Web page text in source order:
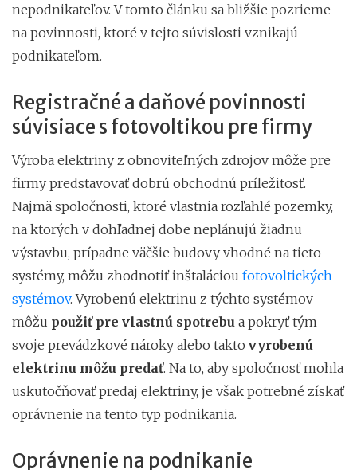
nepodnikateľov. V tomto článku sa bližšie pozrieme
na povinnosti, ktoré v tejto súvislosti vznikajú
podnikateľom.
Registračné a daňové povinnosti
súvisiace s fotovoltikou pre firmy
Výroba elektriny z obnoviteľných zdrojov môže pre
firmy predstavovať dobrú obchodnú príležitosť.
Najmä spoločnosti, ktoré vlastnia rozľahlé pozemky,
na ktorých v dohľadnej dobe neplánujú žiadnu
výstavbu, prípadne väčšie budovy vhodné na tieto
systémy, môžu zhodnotiť inštaláciou fotovoltických
systémov. Vyrobenú elektrinu z týchto systémov
môžu použiť pre vlastnú spotrebu a pokryť tým
svoje prevádzkové nároky alebo takto vyrobenú
elektrinu môžu predať. Na to, aby spoločnosť mohla
uskutočňovať predaj elektriny, je však potrebné získať
oprávnenie na tento typ podnikania.
Oprávnenie na podnikanie